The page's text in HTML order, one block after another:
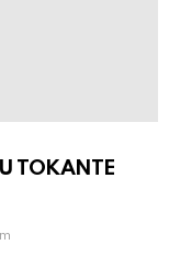
TOKANTE